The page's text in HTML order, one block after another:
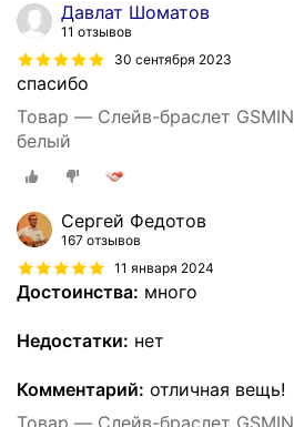
Давлат Шоматов
11 отзывов
30 сентября 2023
спасибо
Товар — Слейв-браслет
белый
Сергей Федотов
167 отзывов
11 января 2024
Достоинства: много
Недостатки: нет
Комментарий: отличная вещь!
Товар — Слейв-браслет